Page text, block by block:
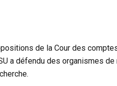
de la Cour des
a défendu des organismes